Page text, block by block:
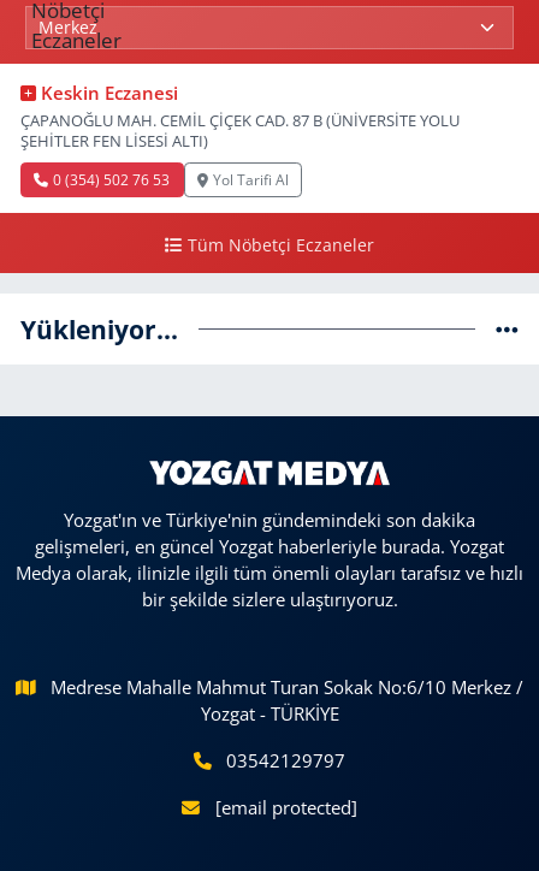
Keskin Eczanesi
ÇAPANOĞLU MAH. CEMİL ÇİÇEK CAD. 87 B (ÜNİVERSİTE YOLU
ŞEHİTLER FEN LİSESİ ALTI)
0 (354) 502 76 53 Yol Tarifi Al
Tüm Nöbetçi Eczaneler
Yükleniyor...
Yozgat'ın ve Türkiye'nin gündemindeki son dakika
gelişmeleri, en güncel Yozgat haberleriyle burada. Yozgat
Medya olarak, ilinizle ilgili tüm önemli olayları tarafsız ve hızlı
bir şekilde sizlere ulaştırıyoruz.
Medrese Mahalle Mahmut Turan Sokak No:6/10 Merkez /
Yozgat - TÜRKİYE
03542129797
[email protected]